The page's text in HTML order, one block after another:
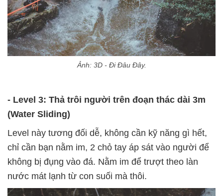
Ảnh: 3D - Đi Đâu Đây.
- Level 3: Thả trôi người trên đoạn thác dài 3m
(Water Sliding)
Level này tương đối dễ, không cần kỹ năng gì hết,
chỉ cần bạn nằm im, 2 chỏ tay áp sát vào người để
không bị đụng vào đá. Nằm im để trượt theo làn
nước mát lạnh từ con suối mà thôi.